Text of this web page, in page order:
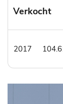
Verkocht
2017